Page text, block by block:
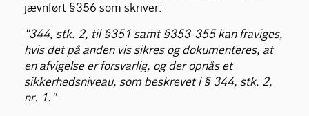
jævnført §356 som skriver:
"344, stk. 2, til §351 samt §353-355 kan fraviges,
hvis det på anden vis sikres og dokumenteres, at
en afvigelse er forsvarlig, og der opnås et
sikkerhedsniveau, som beskrevet i § 344, stk. 2,
nr. 1."